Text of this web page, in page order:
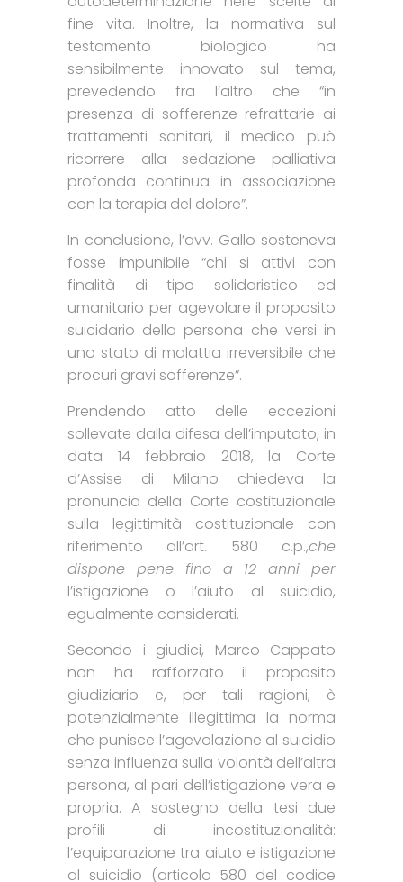
fine vita. Inoltre, la normativa sul
testamento biologico ha
sensibilmente innovato sul tema,
prevedendo fra l’altro che “in
presenza di sofferenze refrattarie ai
trattamenti sanitari, il medico può
ricorrere alla sedazione palliativa
profonda continua in associazione
con la terapia del dolore”.
In conclusione, l’avv. Gallo sosteneva
fosse impunibile “chi si attivi con
finalità di tipo solidaristico ed
umanitario per agevolare il proposito
suicidario della persona che versi in
uno stato di malattia irreversibile che
procuri gravi sofferenze”.
Prendendo atto delle eccezioni
sollevate dalla difesa dell’imputato, in
data 14 febbraio 2018, la Corte
d’Assise di Milano chiedeva la
pronuncia della Corte costituzionale
sulla legittimità costituzionale con
riferimento all’art. 580 c.p.,che
dispone pene fino a 12 anni per
l’istigazione o l’aiuto al suicidio,
egualmente considerati.
Secondo i giudici, Marco Cappato
non ha rafforzato il proposito
giudiziario e, per tali ragioni, è
potenzialmente illegittima la norma
che punisce l’agevolazione al suicidio
senza influenza sulla volontà dell’altra
persona, al pari dell’istigazione vera e
propria. A sostegno della tesi due
profili di incostituzionalità:
l’equiparazione tra aiuto e istigazione
al suicidio (articolo 580 del codice